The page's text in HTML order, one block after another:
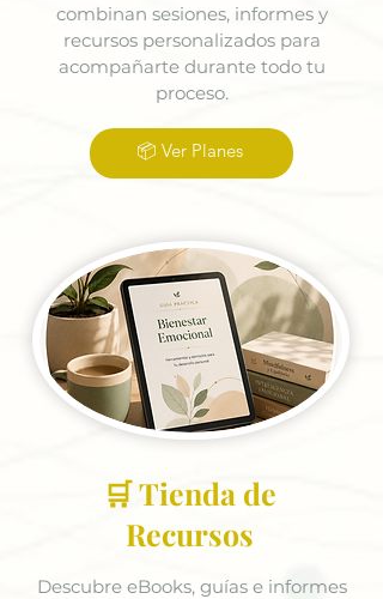
combinan sesiones, informes y
recursos personalizados para
acompañarte durante todo tu
proceso.
📦 Ver Planes
🛒 Tienda de
Recursos
Descubre eBooks, guías e informes